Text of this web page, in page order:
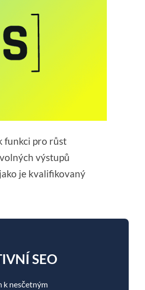
funkci pro růst
výstupů
je kvalifikovaný
SEO
k nesčetným